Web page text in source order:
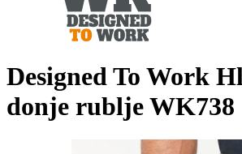
Designed To Work
donje rublje WK738